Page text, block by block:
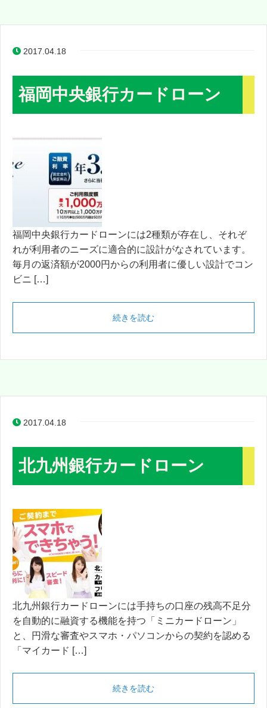
2017.04.18
福岡中央銀行カードローン
福岡中央銀行カードローンには2種類が存在し、それぞ
れが利用者のニーズに適合的に設計がなされています。
毎月の返済額が2000円からの利用者に優しい設計でコン
ビニ […]
続きを読む
2017.04.18
北九州銀行カードローン
北九州銀行カードローンには手持ちの口座の残高不足分
を自動的に融資する機能を持つ「ミニカードローン」
と、円滑な審査やスマホ・パソコンからの契約を認める
「マイカード […]
続きを読む